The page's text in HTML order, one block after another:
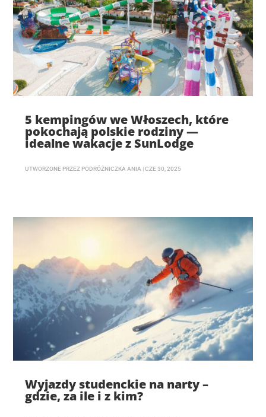
5 kempingów we Włoszech, które
pokochają polskie rodziny —
idealne wakacje z SunLodge
UTWORZONE PRZEZ PODRÓŻNICZKA ANIA |CZE 30, 2025
Wyjazdy studenckie na narty –
gdzie, za ile i z kim?